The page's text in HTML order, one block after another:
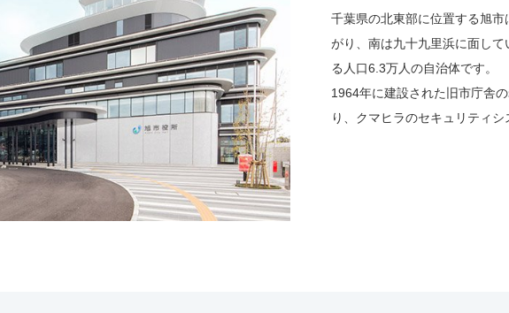
千葉県の北東部に位置する旭
がり、南は九十九里浜に面し
る人口6.3万人の自治体です。
1964年に建設された旧市庁舎
り、クマヒラのセキュリティ